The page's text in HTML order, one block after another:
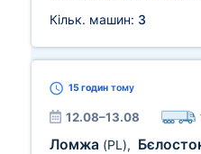
Кільк. машин: 3
15 годин тому
12.08–13.08
Ломжа (PL),